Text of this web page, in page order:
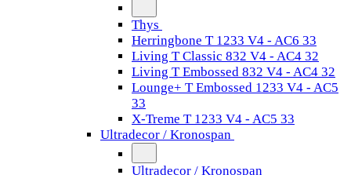
Thys
Herringbone T 1233 V4 - AC6 33
Living T Classic 832 V4 - AC4 32
Living T Embossed 832 V4 - AC4 32
Lounge+ T Embossed 1233 V4 - AC5
33
X-Treme T 1233 V4 - AC5 33
Ultradecor / Kronospan
Ultradecor / Kronospan